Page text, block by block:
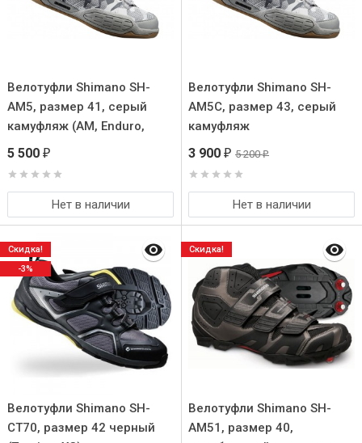
Велотуфли Shimano SH-
AM5, размер 41, серый
камуфляж (AM, Enduro,
Trail)
5 500 ₽
Нет в наличии
Велотуфли Shimano SH-
AM5C, размер 43, серый
камуфляж
3 900 ₽ 5 200₽
Нет в наличии
Велотуфли Shimano SH-
CT70, размер 42 черный
Скидка!
-3%
Велотуфли Shimano SH-
AM51, размер 40,
Скидка!